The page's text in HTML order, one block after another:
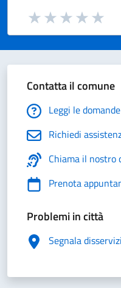
Valuta da 1 a 5 stelle la
Valuta
Valuta 4
Valuta 3 stelle
Valuta 2 stelle su
Valuta 1 stelle su 5
Contatta il comune
Leggi le
Richiedi
Chiama il nostro
Prenota
Problemi in città
Segnala